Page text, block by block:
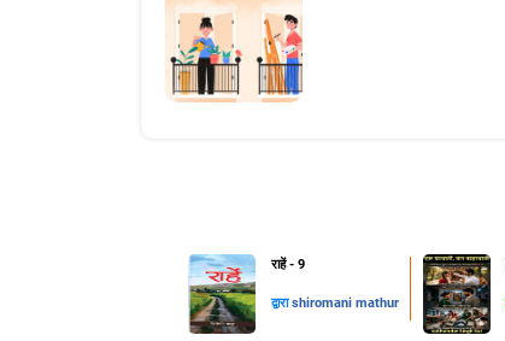
राहें - 9
द्वाराshiromani mathur